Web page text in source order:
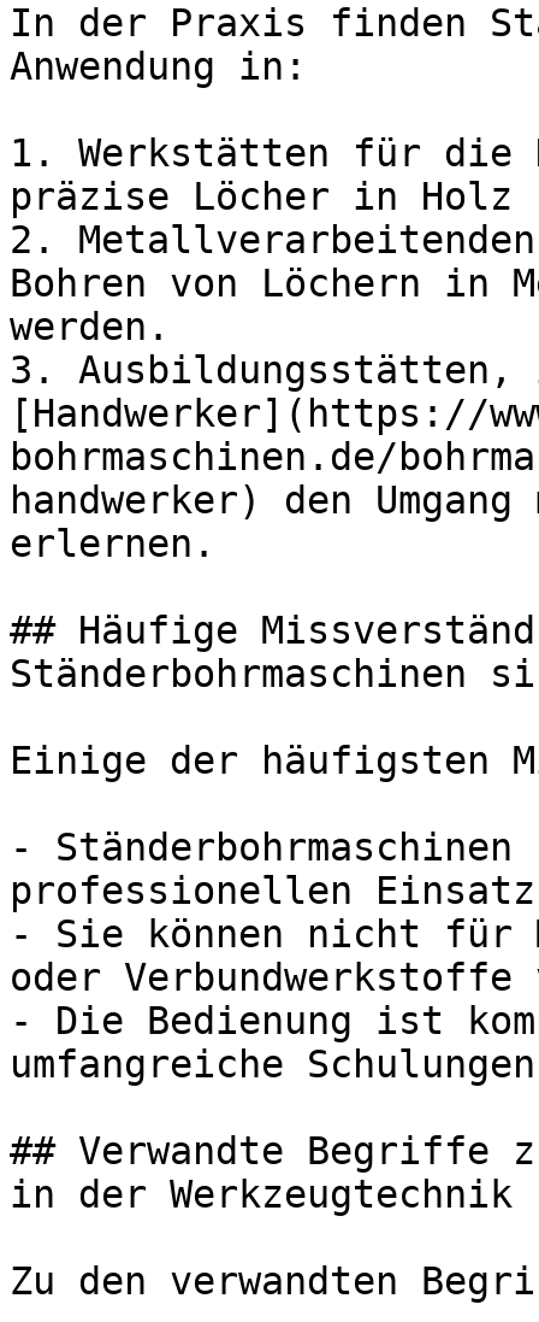
In der Praxis finden
Anwendung in:
1. Werkstätten für die
präzise Löcher in Holz
2.
Bohren von Löchern
werden.
3. Ausbildungsstätten,
[Handwerker](https://
bohrmaschinen.de/
handwerker) den
erlernen.
## Häufige
Einige der häufigsten
-
professionellen
- Sie können nicht für
oder Verbundwerkstoffe
- Die Bedienung ist
umfangreiche
## Verwandte Begriffe
in der
Zu den verwandten